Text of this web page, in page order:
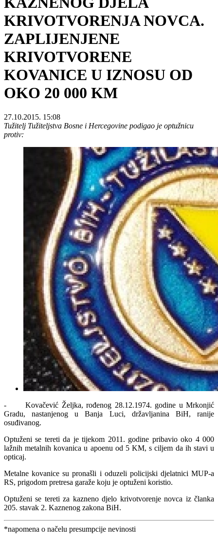
KRIVOTVORENJA NOVCA.
ZAPLIJENJENE
KRIVOTVORENE
KOVANICE U IZNOSU OD
OKO 20 000 KM
27.10.2015. 15:08
Tužitelj Tužiteljstva Bosne i Hercegovine podigao je optužnicu
protiv:
- Kovačević Željka, rođenog 28.12.1974. godine u Mrkonjić
Gradu, nastanjenog u Banja Luci, državljanina BiH, ranije
osuđivanog.
Optuženi se tereti da je tijekom 2011. godine pribavio oko 4 000
lažnih metalnih kovanica u apoenu od 5 KM, s ciljem da ih stavi u
opticaj.
Metalne kovanice su pronašli i oduzeli policijski djelatnici MUP-a
RS, prigodom pretresa garaže koju je optuženi koristio.
Optuženi se tereti za kazneno djelo krivotvorenje novca iz članka
205. stavak 2. Kaznenog zakona BiH.
*napomena o načelu presumpcije nevinosti